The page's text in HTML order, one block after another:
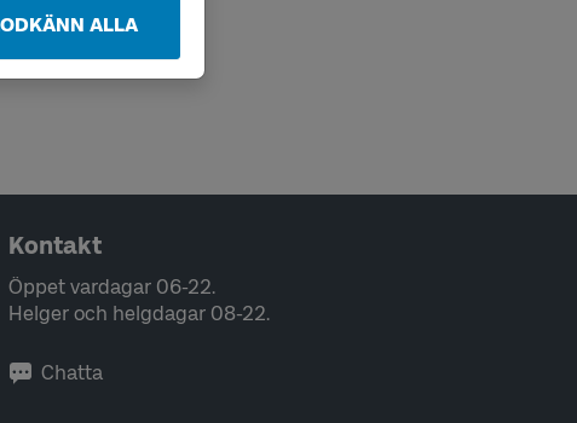
ALLA
Kontakt
Öppet vardagar 06-22.
Helger och helgdagar 08-22.
Chatta